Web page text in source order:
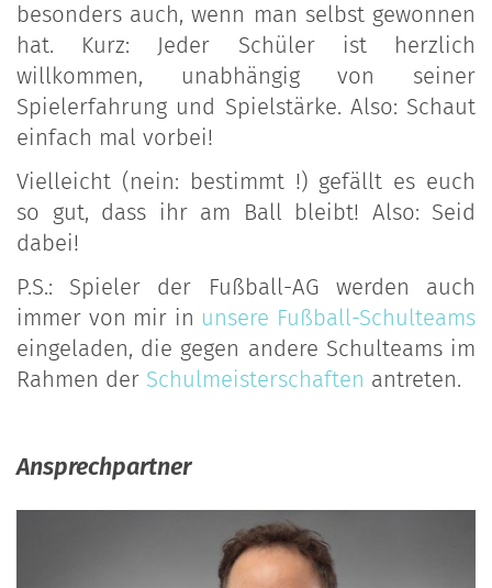
besonders auch, wenn man selbst gewonnen
hat. Kurz: Jeder Schüler ist herzlich
willkommen, unabhängig von seiner
Spielerfahrung und Spielstärke. Also: Schaut
einfach mal vorbei!
Vielleicht (nein: bestimmt !) gefällt es euch
so gut, dass ihr am Ball bleibt! Also: Seid
dabei!
P.S.: Spieler der Fußball-AG werden auch
immer von mir in unsere Fußball-Schulteams
eingeladen, die gegen andere Schulteams im
Rahmen der Schulmeisterschaften antreten.
Ansprechpartner